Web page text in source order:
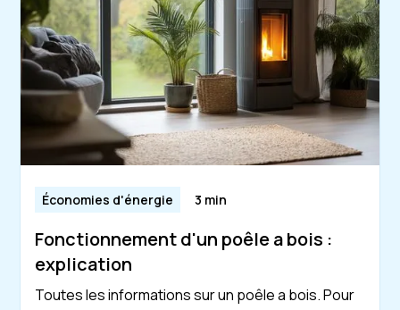
Économies d'énergie 3 min
Fonctionnement d'un poêle a bois :
explication
Toutes les informations sur un poêle a bois. Pour